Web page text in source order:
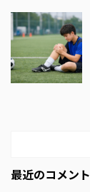
最近のコメント